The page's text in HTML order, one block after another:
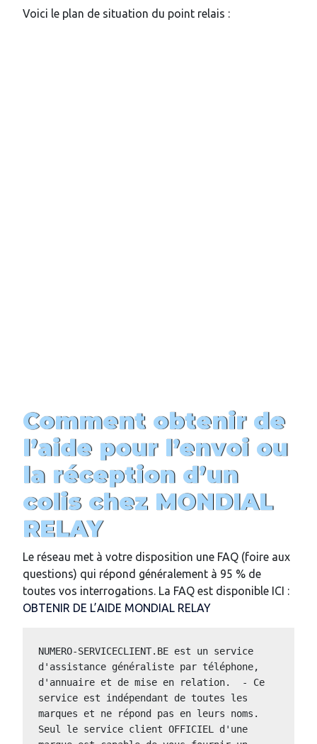
Voici le plan de situation du point relais :
Comment obtenir de
l’aide pour l’envoi ou
la réception d’un
colis chez MONDIAL
RELAY
Le réseau met à votre disposition une FAQ (foire aux
questions) qui répond généralement à 95 % de
toutes vos interrogations. La FAQ est disponible ICI :
OBTENIR DE L’AIDE MONDIAL RELAY
NUMERO-SERVICECLIENT.BE est un service
d'assistance généraliste par téléphone,
d'annuaire et de mise en relation.  - Ce
service est indépendant de toutes les
marques et ne répond pas en leurs noms.
Seul le service client OFFICIEL d'une